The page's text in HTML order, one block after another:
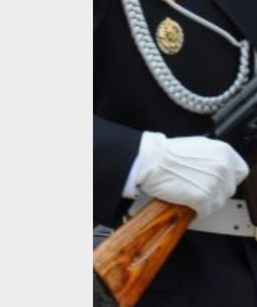
Еще в пресс-релизе указано, что в ходе
на военную службу была организована работа
телефонных линий» Главного организационно-
мобилизационного управления Генштаба ВС РФ
и организационно­мобилизационных
военных округов, на которые поступило более
Также 16 января президент РФ Владимир
указ о призыве россиян, пребывающих в
на военные сборы в 2025 году. Напомним,
продолжительность сборов не может
месяца, и с момента увольнения в запас
может суммарно провести на сборах не
этом в 2023-м вступил в силу федеральный
согласно которому рядовой состав (солдаты,
сержанты и старшины) теперь пребывают в
лет (вместо 50), младшие офицеры — до 60, а
офицеры — уже до 65 лет.
Между тем, газета «Московский комсомолец»
на своем сайте опубликовала заметку
поддержало ужесточение призыва в армию».
поясняется, что правительство РФ поддержало
предложение, согласно которому решение о
на военную службу, которое не было
призывной кампании, должно быть
в течение одного года. Об этом пишет ТАСС со
на проект отзыва, одобренного комиссией
по законопроектной деятельности.
Также сообщается, что проект закона
председателем комитета по обороне Госдумы
Андреем Картаполовым. В него внесли